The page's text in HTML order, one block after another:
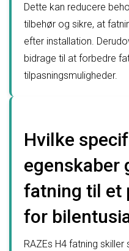
Dette kan reducere
tilbehør og sikre, at
efter installation.
bidrage til at forbedre
tilpasningsmuligheder.
Hvilke
egenskaber
fatning til et
for
RAZEs H4 fatning